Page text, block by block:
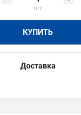
шт
КУПИТЬ
Доставка